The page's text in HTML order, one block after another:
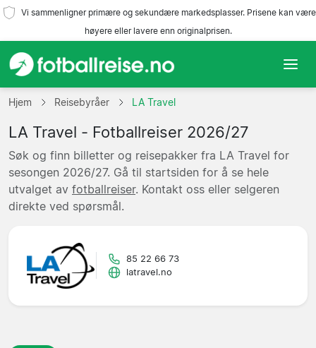
Vi sammenligner primære og sekundære markedsplasser. Prisene kan være
høyere eller lavere enn originalprisen.
Hjem
Lag
Ligaer
Reisebyråer
Hjem Reisebyråer LA Travel
LA Travel - Fotballreiser 2026/27
Søk og finn billetter og reisepakker fra LA Travel for
sesongen 2026/27. Gå til startsiden for å se hele
utvalget av fotballreiser. Kontakt oss eller selgeren
direkte ved spørsmål.
85 22 66 73
latravel.no